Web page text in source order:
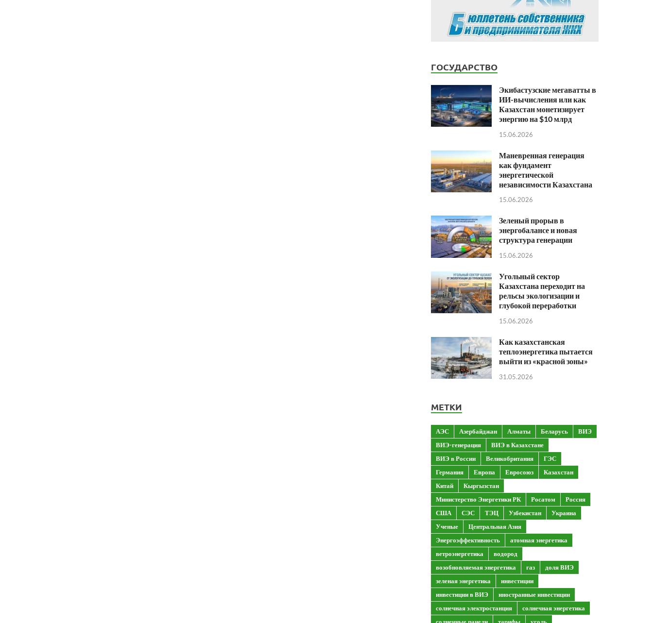
ГОСУДАРСТВО
Экибастузские мегаватты в
ИИ-вычисления или как
Казахстан монетизирует
энергию на $10 млрд
15.06.2026
Маневренная генерация
как фундамент
энергетической
независимости Казахстана
15.06.2026
Зеленый прорыв в
энергобалансе и новая
структура генерации
15.06.2026
Угольный сектор
Казахстана переходит на
рельсы экологизации и
глубокой переработки
15.06.2026
Как казахстанская
теплоэнергетика пытается
выйти из «красной зоны»
31.05.2026
МЕТКИ
АЭС Азербайджан Алматы Беларусь
ВИЭ
ВИЭ-генерация
ВИЭ в Казахстане
ВИЭ в России
Великобритания
ГЭС
Германия
Европа Евросоюз
Казахстан
Китай
Кыргызстан
Министерство Энергетики РК
Росатом
Россия
США
СЭС ТЭЦ Узбекистан
Украина
Ученые
Центральная Азия
Энергоэффективность
атомная энергетика
ветроэнергетика
водород
возобновляемая энергетика
газ
доля ВИЭ
зеленая энергетика
инвестиции
инвестиции в ВИЭ
иностранные инвестиции
солнечная электростанция
солнечная энергетика
солнечные панели
тарифы уголь